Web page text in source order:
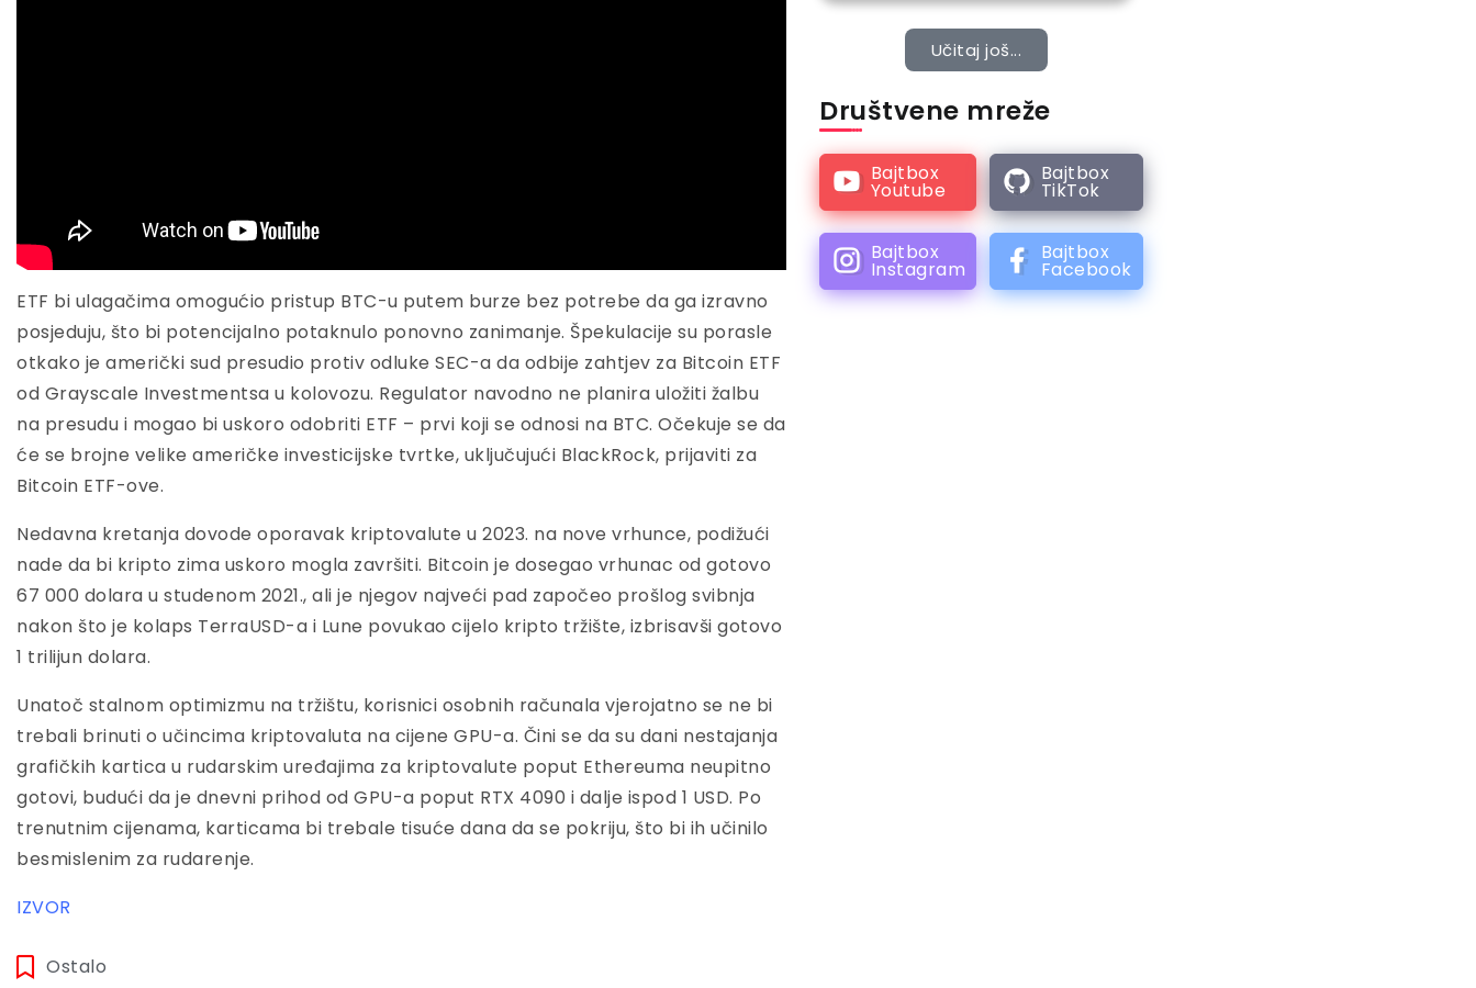
ETF bi ulagačima omogućio pristup BTC-u putem burze bez potrebe da ga izravno
posjeduju, što bi potencijalno potaknulo ponovno zanimanje. Špekulacije su porasle
otkako je američki sud presudio protiv odluke SEC-a da odbije zahtjev za Bitcoin ETF
od Grayscale Investmentsa u kolovozu. Regulator navodno ne planira uložiti žalbu
na presudu i mogao bi uskoro odobriti ETF – prvi koji se odnosi na BTC. Očekuje se da
će se brojne velike američke investicijske tvrtke, uključujući BlackRock, prijaviti za
Bitcoin ETF-ove.
Nedavna kretanja dovode oporavak kriptovalute u 2023. na nove vrhunce, podižući
nade da bi kripto zima uskoro mogla završiti. Bitcoin je dosegao vrhunac od gotovo
67 000 dolara u studenom 2021., ali je njegov najveći pad započeo prošlog svibnja
nakon što je kolaps TerraUSD-a i Lune povukao cijelo kripto tržište, izbrisavši gotovo
1 trilijun dolara.
Unatoč stalnom optimizmu na tržištu, korisnici osobnih računala vjerojatno se ne bi
trebali brinuti o učincima kriptovaluta na cijene GPU-a. Čini se da su dani nestajanja
grafičkih kartica u rudarskim uređajima za kriptovalute poput Ethereuma neupitno
gotovi, budući da je dnevni prihod od GPU-a poput RTX 4090 i dalje ispod 1 USD. Po
trenutnim cijenama, karticama bi trebale tisuće dana da se pokriju, što bi ih učinilo
besmislenim za rudarenje.
IZVOR
Ostalo
Učitaj još...
Društvene mreže
Bajtbox
Youtube
Bajtbox
TikTok
Bajtbox
Instagram
Bajtbox
Facebook